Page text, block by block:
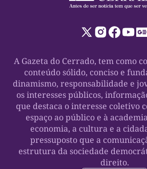
A Gazeta do Cerrado, tem como
conteúdo sólido, conciso e
dinamismo, responsabilidade e
os interesses públicos,
que destaca o interesse coletivo
espaço ao público e à
economia, a cultura e a
pressuposto que a
estrutura da sociedade
direito.